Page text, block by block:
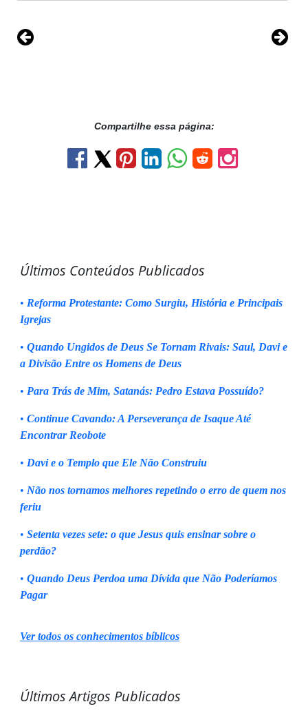
Compartilhe essa página:
Últimos Conteúdos Publicados
• Reforma Protestante: Como Surgiu, História e Principais
Igrejas
• Quando Ungidos de Deus Se Tornam Rivais: Saul, Davi e
a Divisão Entre os Homens de Deus
• Para Trás de Mim, Satanás: Pedro Estava Possuído?
• Continue Cavando: A Perseverança de Isaque Até
Encontrar Reobote
• Davi e o Templo que Ele Não Construiu
• Não nos tornamos melhores repetindo o erro de quem nos
feriu
• Setenta vezes sete: o que Jesus quis ensinar sobre o
perdão?
• Quando Deus Perdoa uma Dívida que Não Poderíamos
Pagar
Ver todos os conhecimentos bíblicos
Últimos Artigos Publicados